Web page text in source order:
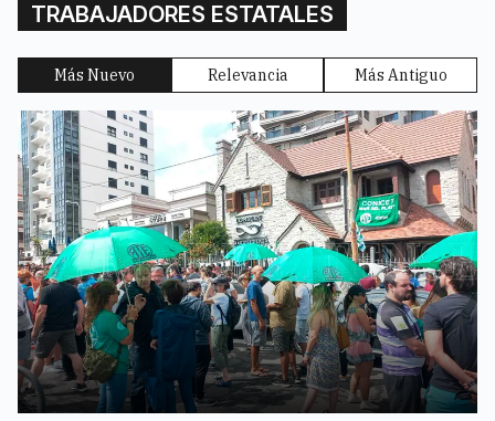
TRABAJADORES ESTATALES
Más Nuevo Relevancia Más Antiguo